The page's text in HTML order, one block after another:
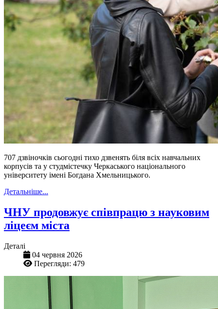
707 дзвіночків сьогодні тихо дзвенять біля всіх навчальних
корпусів та у студмістечку Черкаського національного
університету імені Богдана Хмельницького.
Детальніше...
ЧНУ продовжує співпрацю з науковим
ліцеєм міста
Деталі
04 червня 2026
Перегляди: 479